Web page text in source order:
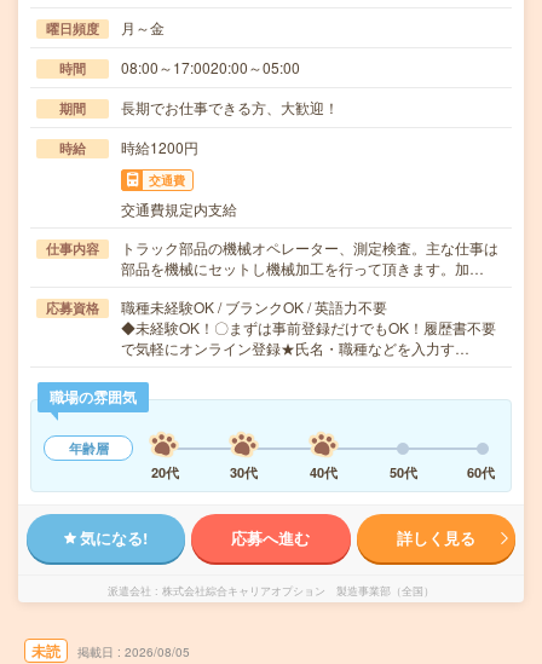
曜日頻度 月～金
時間 08:00～17:0020:00～05:00
期間 長期でお仕事できる方、大歓迎！
時給 時給1200円
交通費
交通費規定内支給
仕事内容
トラック部品の機械オペレーター、測定検査。主な仕事は
部品を機械にセットし機械加工を行って頂きます。加…
応募資格
職種未経験OK / ブランクOK / 英語力不要
◆未経験OK！〇まずは事前登録だけでもOK！履歴書不要
で気軽にオンライン登録★氏名・職種などを入力す…
職場の雰囲気
年齢層
20代
30代 40代 50代 60代
気になる! 応募へ進む 詳しく見る
派遣会社 株式会社綜合キャリアオプション 製造事業部（全国）
未読 掲載日 2026/08/05